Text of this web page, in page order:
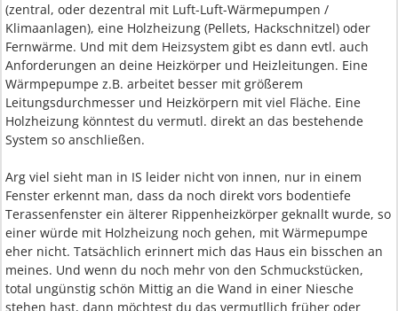
(zentral, oder dezentral mit Luft-Luft-Wärmepumpen /
Klimaanlagen), eine Holzheizung (Pellets, Hackschnitzel) oder
Fernwärme. Und mit dem Heizsystem gibt es dann evtl. auch
Anforderungen an deine Heizkörper und Heizleitungen. Eine
Wärmpepumpe z.B. arbeitet besser mit größerem
Leitungsdurchmesser und Heizkörpern mit viel Fläche. Eine
Holzheizung könntest du vermutl. direkt an das bestehende
System so anschließen.
Arg viel sieht man in IS leider nicht von innen, nur in einem
Fenster erkennt man, dass da noch direkt vors bodentiefe
Terassenfenster ein älterer Rippenheizkörper geknallt wurde, so
einer würde mit Holzheizung noch gehen, mit Wärmepumpe
eher nicht. Tatsächlich erinnert mich das Haus ein bisschen an
meines. Und wenn du noch mehr von den Schmuckstücken,
total ungünstig schön Mittig an die Wand in einer Niesche
stehen hast, dann möchtest du das vermutllich früher oder